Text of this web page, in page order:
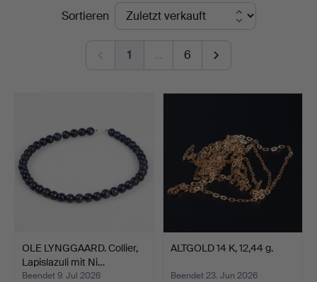
EndpreiseSortieren
1 … 6
OLE LYNGGAARD. Collier,
Lapislazuli mit Ni…
Beendet 9. Jul 2026
ALTGOLD 14 K, 12,44 g.
Beendet 23. Jun 2026